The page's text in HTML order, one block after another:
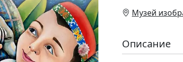
Музей
Описание